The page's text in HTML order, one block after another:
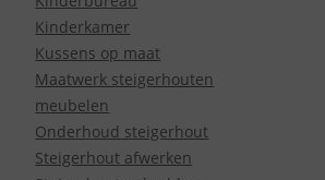
Kinderkamer
Kussens op maat
Maatwerk steigerhouten
meubelen
Onderhoud steigerhout
Steigerhout afwerken